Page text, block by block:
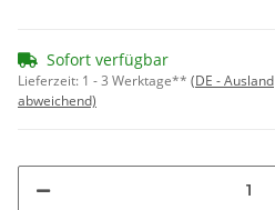
Sofort verfügbar
Lieferzeit: 1 - 3 Werktage** (DE - Ausland
abweichend)